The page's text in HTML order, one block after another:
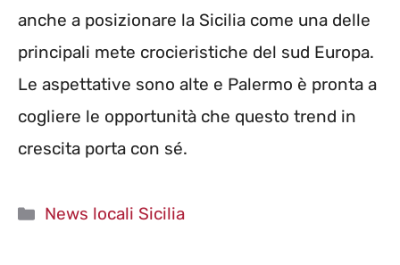
anche a posizionare la Sicilia come una delle
principali mete crocieristiche del sud Europa.
Le aspettative sono alte e Palermo è pronta a
cogliere le opportunità che questo trend in
crescita porta con sé.
Categorie
News locali Sicilia